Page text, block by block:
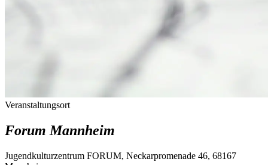
Veranstaltungsort
Forum Mannheim
Jugendkulturzentrum FORUM, Neckarpromenade 46, 68167